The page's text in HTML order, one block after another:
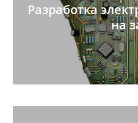
Разработка
на